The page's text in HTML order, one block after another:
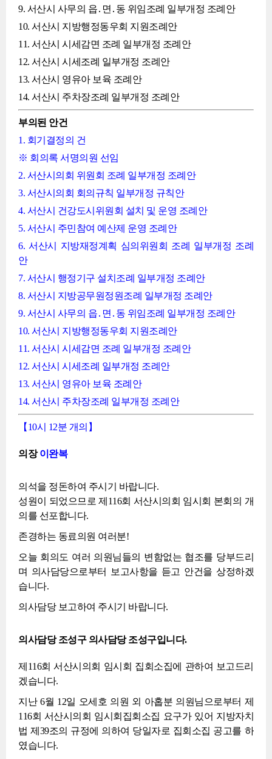
9. 서산시 사무의 읍․면․동 위임조례 일부개정 조례안
10. 서산시 지방행정동우회 지원조례안
11. 서산시 시세감면 조례 일부개정 조례안
12. 서산시 시세조례 일부개정 조례안
13. 서산시 영유아 보육 조례안
14. 서산시 주차장조례 일부개정 조례안
부의된 안건
1. 회기결정의 건
※ 회의록 서명의원 선임
2. 서산시의회 위원회 조례 일부개정 조례안
3. 서산시의회 회의규칙 일부개정 규칙안
4. 서산시 건강도시위원회 설치 및 운영 조례안
5. 서산시 주민참여 예산제 운영 조례안
6. 서산시 지방재정계획 심의위원회 조례 일부개정 조례
안
7. 서산시 행정기구 설치조례 일부개정 조례안
8. 서산시 지방공무원정원조례 일부개정 조례안
9. 서산시 사무의 읍․면․동 위임조례 일부개정 조례안
10. 서산시 지방행정동우회 지원조례안
11. 서산시 시세감면 조례 일부개정 조례안
12. 서산시 시세조례 일부개정 조례안
13. 서산시 영유아 보육 조례안
14. 서산시 주차장조례 일부개정 조례안
【10시 12분 개의】
의장이완복
의석을 정돈하여 주시기 바랍니다.
성원이 되었으므로 제116회 서산시의회 임시회 본회의 개
의를 선포합니다.
존경하는 동료의원 여러분!
오늘 회의도 여러 의원님들의 변함없는 협조를 당부드리
며 의사담당으로부터 보고사항을 듣고 안건을 상정하겠
습니다.
의사담당 보고하여 주시기 바랍니다.
의사담당 조성구 의사담당 조성구입니다.
제116회 서산시의회 임시회 집회소집에 관하여 보고드리
겠습니다.
지난 6월 12일 오세호 의원 외 아홉분 의원님으로부터 제
116회 서산시의회 임시회집회소집 요구가 있어 지방자치
법 제39조의 규정에 의하여 당일자로 집회소집 공고를 하
였습니다.